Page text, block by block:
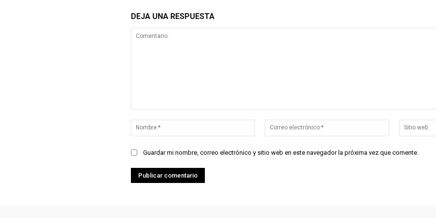
DEJA UNA RESPUESTA
Nombre:*
Correo
electrónico:*
Guardar mi nombre, correo electrónico y sitio web en este navegador la próxima vez que comente.